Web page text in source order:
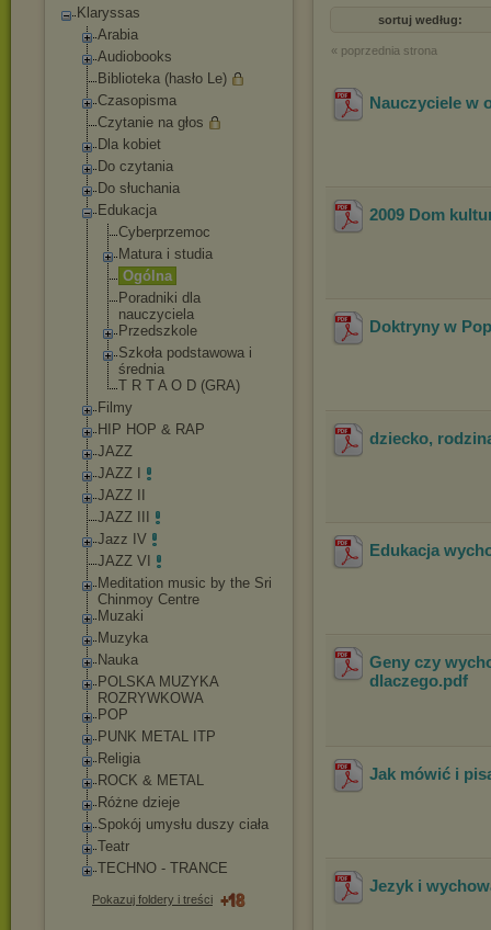
Klaryssas
Arabia
Audiobooks
Biblioteka (hasło Le)
Czasopisma
Czytanie na głos
Dla kobiet
Do czytania
Do słuchania
Edukacja
Cyberprzemoc
Matura i studia
Ogólna
Poradniki dla
nauczyciela
Przedszkole
Szkoła podstawowa i
średnia
T R T A O D (GRA)
Filmy
HIP HOP & RAP
JAZZ
JAZZ I
JAZZ II
JAZZ III
Jazz IV
JAZZ VI
Meditation music by the Sri
Chinmoy Centre
Muzaki
Muzyka
Nauka
POLSKA MUZYKA
ROZRYWKOWA
POP
PUNK METAL ITP
Religia
ROCK & METAL
Różne dzieje
Spokój umysłu duszy ciała
Teatr
TECHNO - TRANCE
Pokazuj foldery i treści
sortuj według:
« poprzednia strona
Nauczyciele w
2009 Dom
Doktryny w
dziecko,
Edukacja
Geny czy
dlaczego.pdf
Jak mówić i
Jezyk i